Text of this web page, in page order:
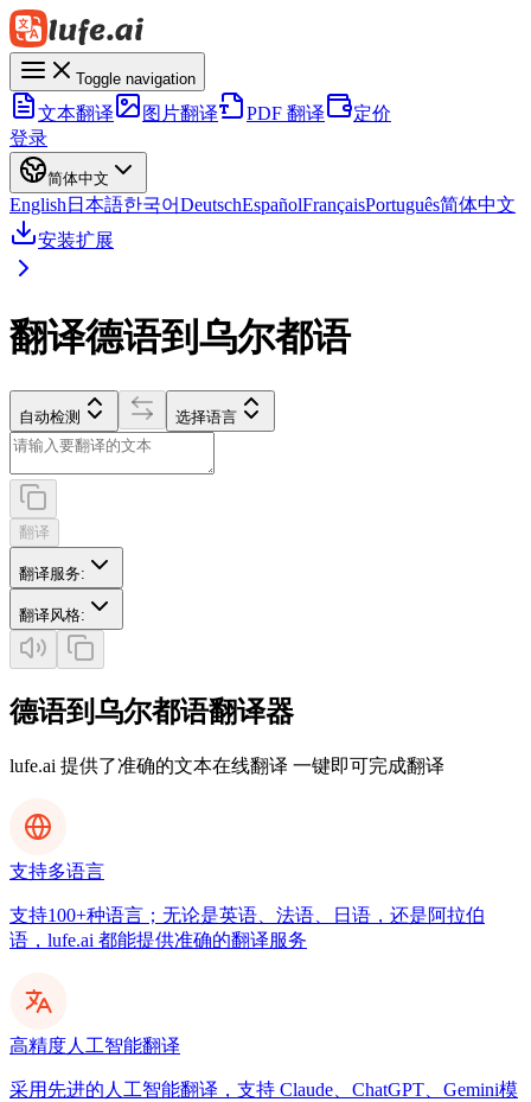
Toggle navigation
文本翻译 图片翻译 PDF 翻译
定价
登录
简体中文
English 日本語한국어DeutschEspañolFrançaisPortuguês简体中文
安装扩展
翻译德语到乌尔都语
自动检测 选择语言
翻译
翻译服务:
翻译风格:
德语到乌尔都语翻译器
lufe.ai 提供了准确的文本在线翻译 一键即可完成翻译
支持多语言
支持100+种语言；无论是英语、法语、日语，还是阿拉伯
语，lufe.ai 都能提供准确的翻译服务
高精度人工智能翻译
采用先进的人工智能翻译，支持 Claude、ChatGPT、Gemini模